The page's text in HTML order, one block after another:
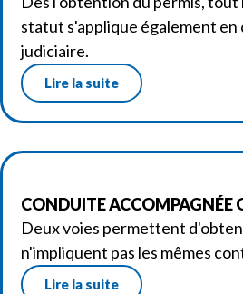
statut s'applique également en
judiciaire.
Lire la suite
CONDUITE ACCOMPAGNÉE
Deux voies permettent
n'impliquent pas les mêmes
Lire la suite